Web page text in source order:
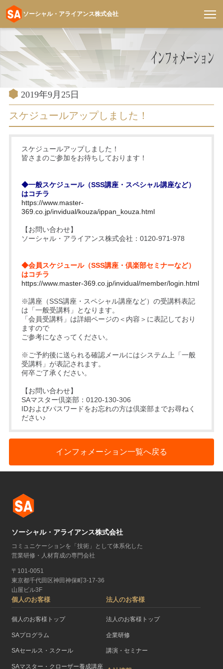
テ
ン
ソーシャル・アライアンス株式会社
投
稿
2019年9月25日
スケジュールアップしました！
スケジュールアップしました！
皆さまのご参加をお待ちしております！
◆一般スケジュール（SSS講座・スペシャル講座など）
はコチラ
https://www.master-
369.co.jp/invidual/kouza/ippan_kouza.html
【お問い合わせ】
ソーシャル・アライアンス株式会社：0120-971-978
◆会員スケジュール（SSS講座・倶楽部セミナーなど）
はコチラ
https://www.master-369.co.jp/invidual/member/login.html
※講座（SSS講座・スペシャル講座など）の受講料表記
は「一般受講料」となります。
「会員受講料」は詳細ページの＜内容＞に表記しており
ますので
ご参考になさってください。
※ご予約後に送られる確認メールにはシステム上「一般
受講料」が表記されます。
何卒ご了承ください。
【お問い合わせ】
SAマスター倶楽部：0120-130-306
IDおよびパスワードをお忘れの方は倶楽部までお尋ねく
ださい♪
インフォメーション一覧へ戻る
ソーシャル・アライアンス株式会社
コミュニケーションを「技術」として体系化した
営業研修・人材育成の専門会社
〒101-0051
東京都千代田区神田神保町3-17-36
山屋ビル3F
個人のお客様
個人のお客様トップ
SAプログラム
SAセールス・スクール
SAマスター・クローザー養成講座
法人のお客様
法人のお客様トップ
企業研修
講演・セミナー